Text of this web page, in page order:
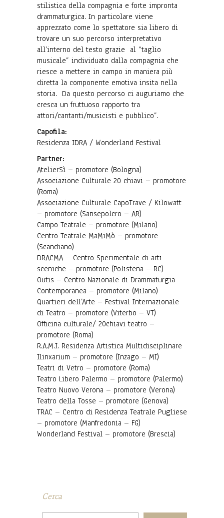
stilistica della compagnia e forte impronta
drammaturgica. In particolare viene
apprezzato come lo spettatore sia libero di
trovare un suo percorso interpretativo
all’interno del testo grazie al “taglio
musicale” individuato dalla compagnia che
riesce a mettere in campo in maniera più
diretta la componente emotiva insita nella
storia. Da questo percorso ci auguriamo che
cresca un fruttuoso rapporto tra
attori/cantanti/musicisti e pubblico”.
Capofila:
Residenza IDRA / Wonderland Festival
Partner:
AtelierSì – promotore (Bologna)
Associazione Culturale 20 chiavi – promotore
(Roma)
Associazione Culturale CapoTrave / Kilowatt
– promotore (Sansepolcro – AR)
Campo Teatrale – promotore (Milano)
Centro Teatrale MaMiMò – promotore
(Scandiano)
DRACMA – Centro Sperimentale di arti
sceniche – promotore (Polistena – RC)
Outis – Centro Nazionale di Drammaturgia
Contemporanea – promotore (Milano)
Quartieri dell’Arte – Festival Internazionale
di Teatro – promotore (Viterbo – VT)
Officina culturale/ 20chiavi teatro –
promotore (Roma)
R.A.M.I. Residenza Artistica Multidisciplinare
Ilinxarium – promotore (Inzago – MI)
Teatri di Vetro – promotore (Roma)
Teatro Libero Palermo – promotore (Palermo)
Teatro Nuovo Verona – promotore (Verona)
Teatro della Tosse – promotore (Genova)
TRAC – Centro di Residenza Teatrale Pugliese
– promotore (Manfredonia – FG)
Wonderland Festival – promotore (Brescia)
Cerca